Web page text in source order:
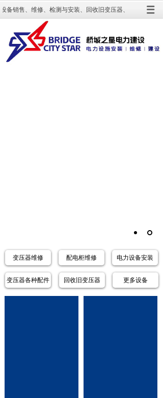
变压器维修 配电柜维修 电力设备安装
更多设备
变压器各种配件 回收旧变压器
销售、维修、检测与安装、回收旧变压器、出租变压器等